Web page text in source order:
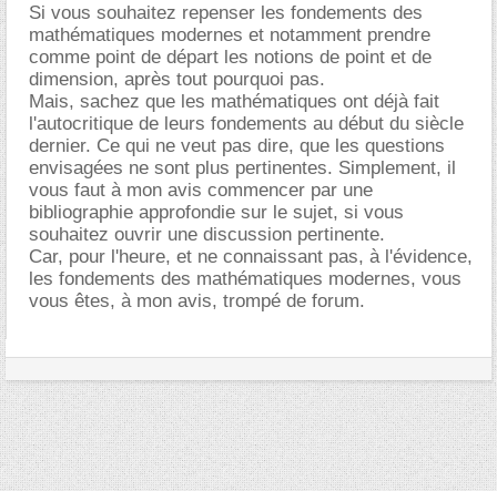
Si vous souhaitez repenser les fondements des
mathématiques modernes et notamment prendre
comme point de départ les notions de point et de
dimension, après tout pourquoi pas.
Mais, sachez que les mathématiques ont déjà fait
l'autocritique de leurs fondements au début du siècle
dernier. Ce qui ne veut pas dire, que les questions
envisagées ne sont plus pertinentes. Simplement, il
vous faut à mon avis commencer par une
bibliographie approfondie sur le sujet, si vous
souhaitez ouvrir une discussion pertinente.
Car, pour l'heure, et ne connaissant pas, à l'évidence,
les fondements des mathématiques modernes, vous
vous êtes, à mon avis, trompé de forum.